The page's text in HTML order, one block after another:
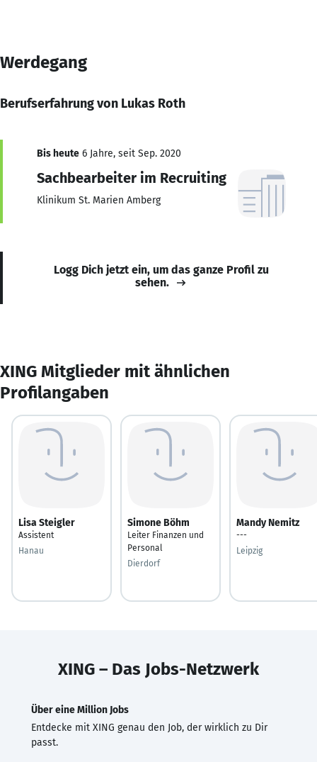
Werdegang
Berufserfahrung von Lukas Roth
Bis heute 6 Jahre, seit Sep. 2020
Sachbearbeiter im Recruiting
Klinikum St. Marien Amberg
Logg Dich jetzt ein, um das ganze Profil zu
sehen.
XING Mitglieder mit ähnlichen
Profilangaben
Lisa Steigler
Assistent
Hanau
Simone Böhm
Leiter Finanzen und
Personal
Dierdorf
Mandy Nemitz
---
Leipzig
XING – Das Jobs-Netzwerk
Über eine Million Jobs
Entdecke mit XING genau den Job, der wirklich zu Dir
passt.